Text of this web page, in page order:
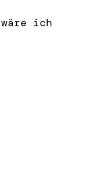
ich